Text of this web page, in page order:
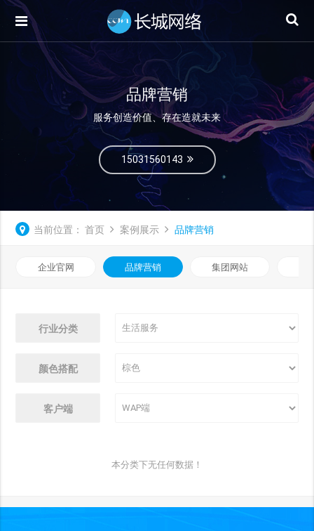
品牌营销
服务创造价值、存在造就未来
15031560143
当前位置： 首页 案例展示 品牌营销
企业官网 品牌营销 集团网站
行业分类
颜色搭配
客户端
本分类下无任何数据！